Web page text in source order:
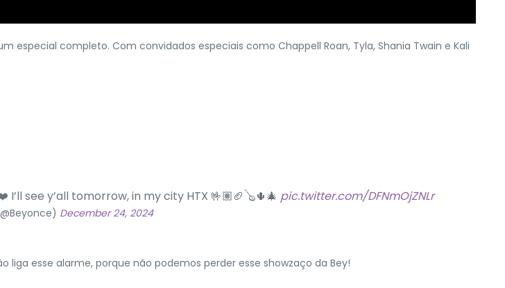
completo. Com convidados especiais como Chappell Roan, Tyla, Shania Twain e Kali
see y’all tomorrow, in my city HTX 🤟🏽🏈🪕🌵🎄 pic.twitter.com/DFNmOjZNLr
December 24, 2024
esse alarme, porque não podemos perder esse showzaço da Bey!